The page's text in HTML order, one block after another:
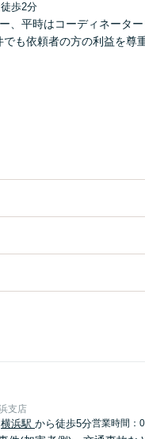
歩2分
、平時はコーディネータ
も依頼者の方の利益を尊
支店
横浜駅 から徒歩5分営業時間：